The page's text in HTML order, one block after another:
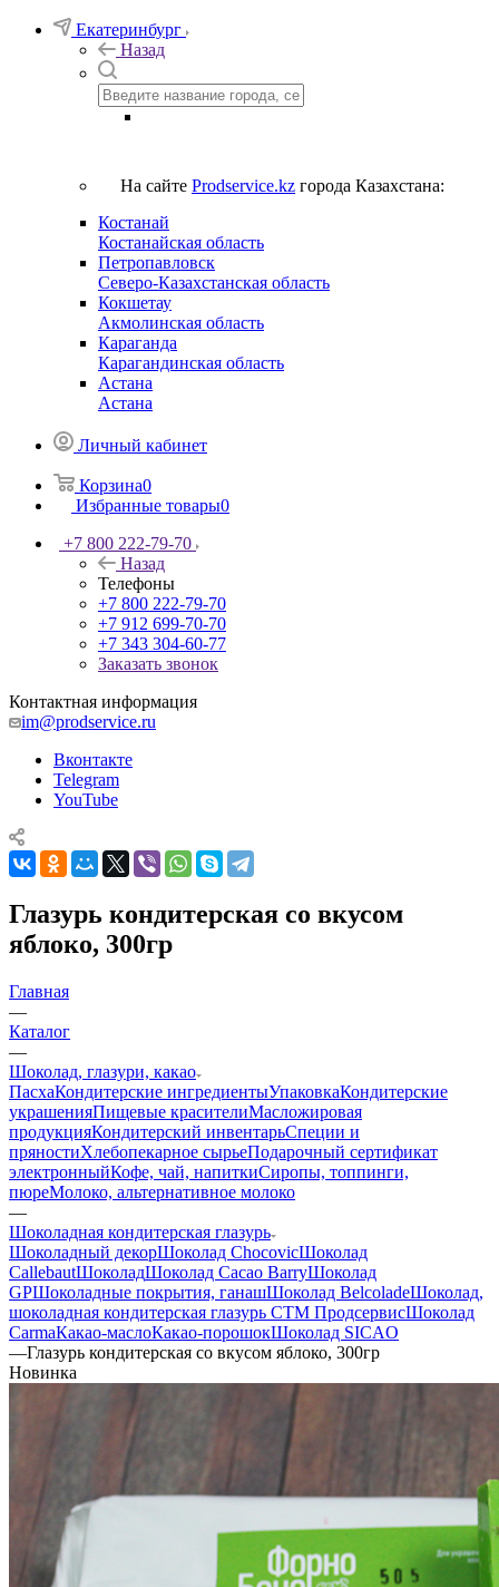
Екатеринбург
Назад
На сайте Prodservice.kz города Казахстана:
Костанай
Костанайская область
Петропавловск
Северо-Казахстанская область
Кокшетау
Акмолинская область
Караганда
Карагандинская область
Астана
Астана
Личный кабинет
Корзина0
Избранные товары0
+7 800 222-79-70
Назад
Телефоны
+7 800 222-79-70
+7 912 699-70-70
+7 343 304-60-77
Заказать звонок
Контактная информация
im@prodservice.ru
Вконтакте
Telegram
YouTube
Глазурь кондитерская со вкусом
яблоко, 300гр
Главная
—
Каталог
—
Шоколад, глазури, какао
ПасхаКондитерские ингредиентыУпаковкаКондитерские
украшенияПищевые красителиМасложировая
продукцияКондитерский инвентарьСпеции и
пряностиХлебопекарное сырьеПодарочный сертификат
электронныйКофе, чай, напиткиСиропы, топпинги,
пюреМолоко, альтернативное молоко
—
Шоколадная кондитерская глазурь
Шоколадный декорШоколад ChocovicШоколад
CallebautШоколадШоколад Cacao BarryШоколад
GPШоколадные покрытия, ганашШоколад BelcoladeШоколад,
шоколадная кондитерская глазурь СТМ ПродсервисШоколад
CarmaКакао-маслоКакао-порошокШоколад SICAO
—Глазурь кондитерская со вкусом яблоко, 300гр
Новинка